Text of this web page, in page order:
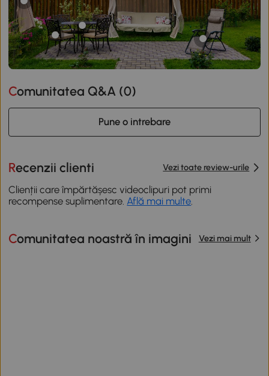
Comunitatea Q&A (0)
Pune o intrebare
Recenzii clienti Vezi toate review-urile
Clienții care împărtășesc videoclipuri pot primi
recompense suplimentare. Află mai multe.
Comunitatea noastră în imagini Vezi mai mult